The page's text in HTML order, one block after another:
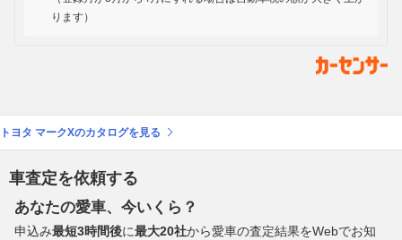
ります）
トヨタ マークXのカタログを見る
車査定を依頼する
あなたの愛車、今いくら？
申込み最短3時間後に最大20社から愛車の査定結果をWebでお知